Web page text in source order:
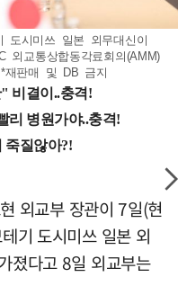
도시미쓰 일본 외무대신이
외교통상합동각료회의(AMM)
재판매 및 DB 금지
외교부 장관이 7일(현
기 도시미쓰 일본 외
졌다고 8일 외교부는